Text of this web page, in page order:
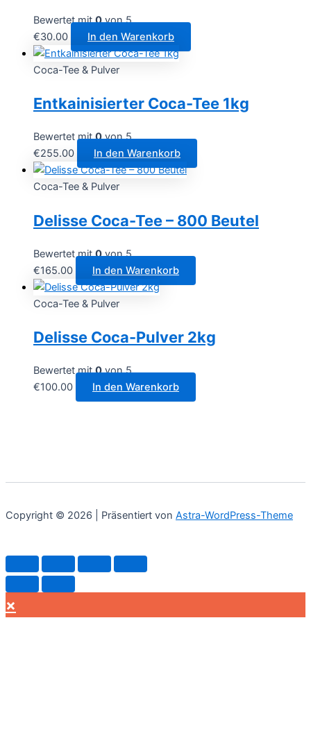
Bewertet mit0von 5
€30.00 In den Warenkorb
Coca-Tee & Pulver
Entkainisierter Coca-Tee 1kg
Bewertet mit0von 5
€255.00 In den Warenkorb
Coca-Tee & Pulver
Delisse Coca-Tee – 800 Beutel
Bewertet mit0von 5
€165.00 In den Warenkorb
Coca-Tee & Pulver
Delisse Coca-Pulver 2kg
Bewertet mit0von 5
€100.00 In den Warenkorb
Copyright © 2026 | Präsentiert von Astra-WordPress-Theme
×